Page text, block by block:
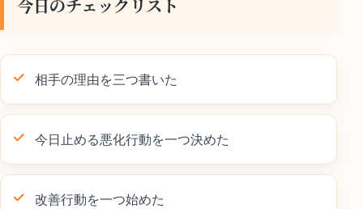
今日のチェックリスト
相手の理由を三つ書いた
今日止める悪化行動を一つ決めた
改善行動を一つ始めた